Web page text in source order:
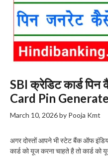
SBI क्रेडिट कार्ड
Card Pin
March 10, 2026by Pooja Kmt
अगर दोस्तों आपने भी स्टेट बैंक ऑफ
कार्ड को यूज करना चाहते है तो कार्ड